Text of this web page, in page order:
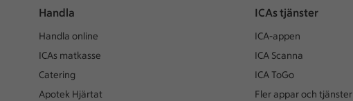
Handla
Handla online
ICAs matkasse
Catering
Apotek Hjärtat
ICAs tjänster
ICA-appen
ICA Scanna
ICA ToGo
Fler appar och tjänster